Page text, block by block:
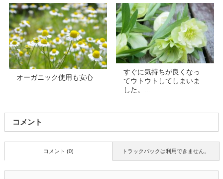
オーガニック使用も安心
すぐに気持ちが良くなっ
てウトウトしてしまいま
した。…
コメント
トラックバックは利用できません。
コメント (0)